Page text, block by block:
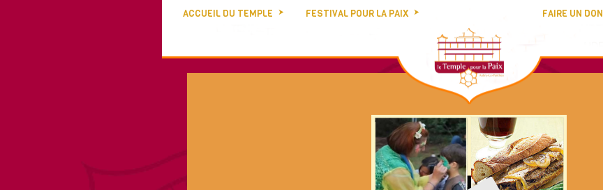
ACCUEIL DU TEMPLE FESTIVAL POUR LA PAIX FAIRE UN DON